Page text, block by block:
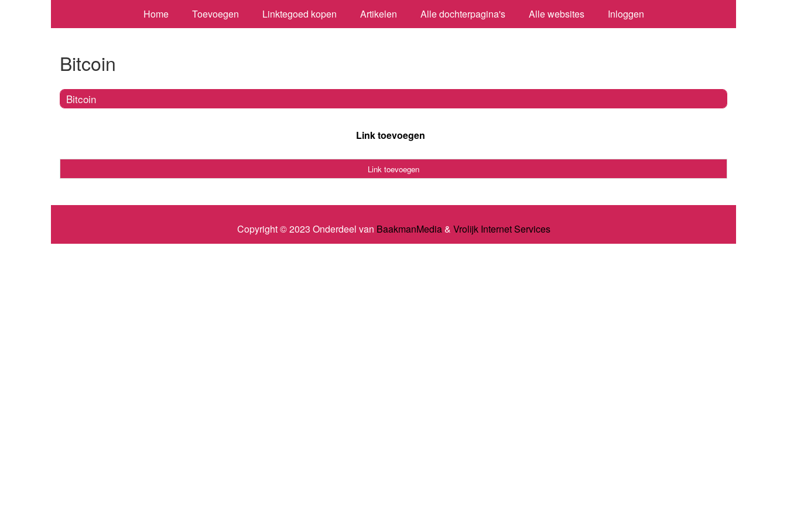
Home Toevoegen Linktegoed kopen Artikelen Alle dochterpagina's Alle websites Inloggen
Bitcoin
Bitcoin
Link toevoegen
Link toevoegen
Copyright © 2023 Onderdeel van BaakmanMedia& Vrolijk Internet Services